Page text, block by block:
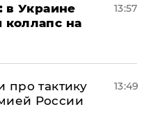
в Украине
коллапс на
13:57
про тактику
России
13:49